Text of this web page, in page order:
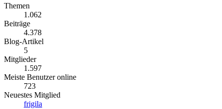
Themen
1.062
Beiträge
4.378
Blog-Artikel
5
Mitglieder
1.597
Meiste Benutzer online
723
Neuestes Mitglied
frigila